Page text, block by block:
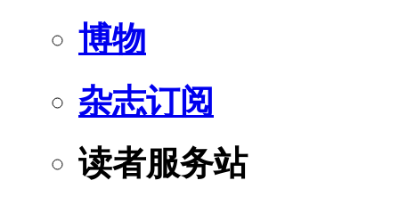
博物
杂志订阅
读者服务站